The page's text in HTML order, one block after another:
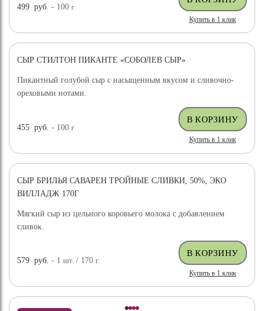
499 руб. - 100г
Купить в 1 клик
СЫР СТИЛТОН ПИКАНТЕ «СОБОЛЕВ СЫР»
Пикантный голубой сыр с насыщенным вкусом и сливочно-
ореховыми нотами.
455 руб. - 100г
Купить в 1 клик
СЫР БРИЛЬЯ САВАРЕН ТРОЙНЫЕ СЛИВКИ, 50%, ЭКО
ВИЛЛАДЖ 170Г
Мягкий сыр из цельного коровьего молока с добавлением
сливок.
579 руб. - 1шт. / 170г
Купить в 1 клик